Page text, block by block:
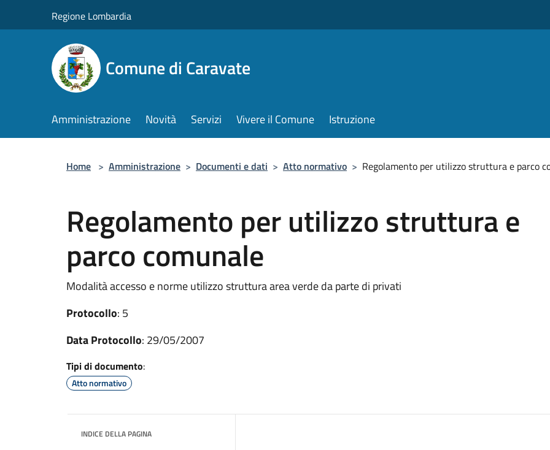
Regione Lombardia
Comune di Caravate
Amministrazione Novità Servizi Vivere il Comune Istruzione
Home > Amministrazione > Documenti e dati > Atto normativo > Regolamento per utilizzo struttura e parco
Regolamento per utilizzo struttura e
parco comunale
Modalità accesso e norme utilizzo struttura area verde da parte di privati
Protocollo: 5
Data Protocollo: 29/05/2007
Tipi di documento:
Atto normativo
INDICE DELLA PAGINA